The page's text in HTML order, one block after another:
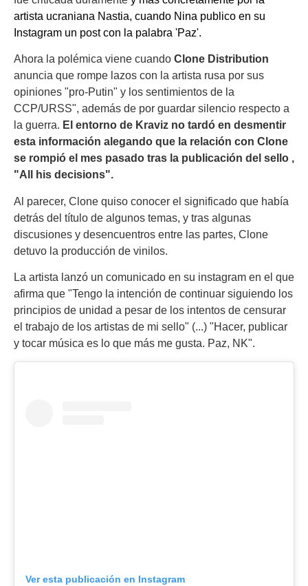
artista ucraniana Nastia, cuando Nina publico en su
Instagram un post con la palabra 'Paz'.
Ahora la polémica viene cuando Clone Distribution
anuncia que rompe lazos con la artista rusa por sus
opiniones "pro-Putin" y los sentimientos de la
CCP/URSS", además de por guardar silencio respecto a
la guerra. El entorno de Kraviz no tardó en desmentir
esta información alegando que la relación con Clone
se rompió el mes pasado tras la publicación del sello ,
"All his decisions".
Al parecer, Clone quiso conocer el significado que había
detrás del título de algunos temas, y tras algunas
discusiones y desencuentros entre las partes, Clone
detuvo la producción de vinilos.
La artista lanzó un comunicado en su instagram en el que
afirma que "Tengo la intención de continuar siguiendo los
principios de unidad a pesar de los intentos de censurar
el trabajo de los artistas de mi sello" (...) "Hacer, publicar
y tocar música es lo que más me gusta. Paz, NK".
Ver esta publicación en Instagram